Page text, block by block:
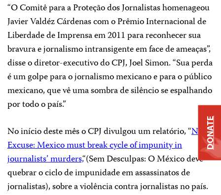
“O Comitê para a Proteção dos Jornalistas homenageou
Javier Valdéz Cárdenas com o Prêmio Internacional de
Liberdade de Imprensa em 2011 para reconhecer sua
bravura e jornalismo intransigente em face de ameaças”,
disse o diretor-executivo do CPJ, Joel Simon. “Sua perda
é um golpe para o jornalismo mexicano e para o público
mexicano, que vê uma sombra de silêncio se espalhando
por todo o país.”
No início deste mês o CPJ divulgou um relatório, “No
Excuse: Mexico must break cycle of impunity in
journalists’ murders,“(Sem Desculpas: O México deve
quebrar o ciclo de impunidade em assassinatos de
jornalistas), sobre a violência contra jornalistas no país.
DONATE